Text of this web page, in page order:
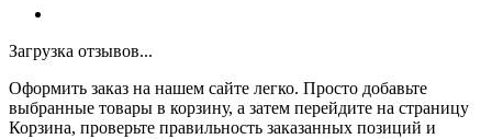
Загрузка отзывов...
Оформить заказ на нашем сайте легко. Просто добавьте
выбранные товары в корзину, а затем перейдите на страницу
Корзина, проверьте правильность заказанных позиций и